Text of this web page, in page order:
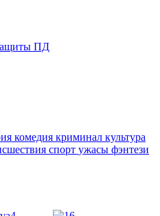
ПД
комедия криминал культура
спорт ужасы фэнтези